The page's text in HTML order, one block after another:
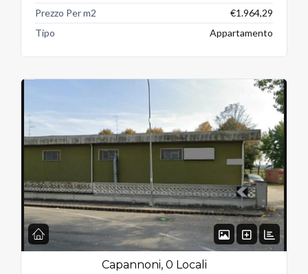
Prezzo Per m2
€1.964,29
Tipo
Appartamento
VENDITA
Capannoni, 0 Locali